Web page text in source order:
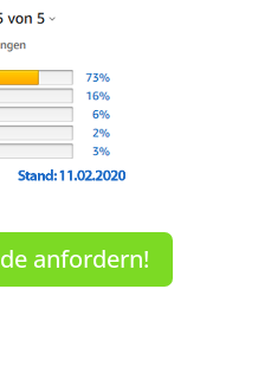
anfordern!